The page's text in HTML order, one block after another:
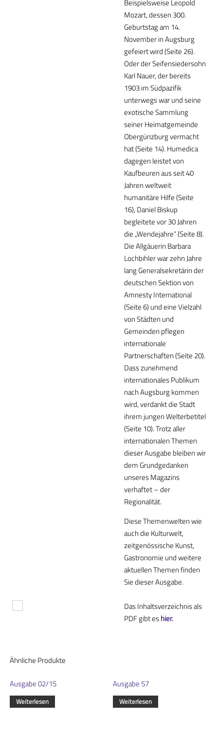
Beispielsweise Leopold
Mozart, dessen 300.
Geburtstag am 14.
November in Augsburg
gefeiert wird (Seite 26).
Oder der Seifensiedersohn
Karl Nauer, der bereits
1903 im Südpazifik
unterwegs war und seine
exotische Sammlung
seiner Heimatgemeinde
Obergünzburg vermacht
hat (Seite 14). Humedica
dagegen leistet von
Kaufbeuren aus seit 40
Jahren weltweit
humanitäre Hilfe (Seite
16), Daniel Biskup
begleitete vor 30 Jahren
die „Wendejahre“ (Seite 8).
Die Allgäuerin Barbara
Lochbihler war zehn Jahre
lang Generalsekretärin der
deutschen Sektion von
Amnesty International
(Seite 6) und eine Vielzahl
von Städten und
Gemeinden pflegen
internationale
Partnerschaften (Seite 20).
Dass zunehmend
internationales Publikum
nach Augsburg kommen
wird, verdankt die Stadt
ihrem jungen Welterbetitel
(Seite 10). Trotz aller
internationalen Themen
dieser Ausgabe bleiben wir
dem Grundgedanken
unseres Magazins
verhaftet – der
Regionalität.
Diese Themenwelten wie
auch die Kulturwelt,
zeitgenössische Kunst,
Gastronomie und weitere
aktuellen Themen finden
Sie dieser Ausgabe.
Das Inhaltsverzeichnis als
PDF gibt eshier.
Ähnliche Produkte
Ausgabe 02/15
Weiterlesen
Ausgabe 57
Weiterlesen